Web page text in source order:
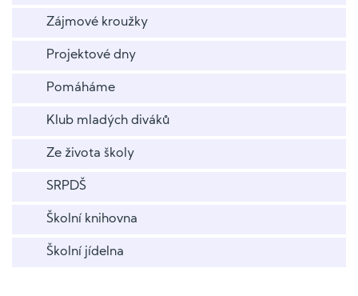
Zájmové kroužky
Projektové dny
Pomáháme
Klub mladých diváků
Ze života školy
SRPDŠ
Školní knihovna
Školní jídelna